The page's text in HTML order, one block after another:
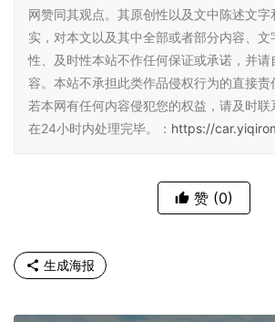
网赞同其观点。其原创性以及文中陈述文字
实，对本文以及其中全部或者部分内容、文
性、及时性本站不作任何保证或承诺，并请
容。本站不承担此类作品侵权行为的直接责
若本网有任何内容侵犯您的权益，请及时联
在24小时内处理完毕。： https://
赞 (0)
生成海报